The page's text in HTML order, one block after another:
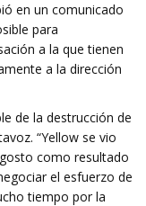
en un comunicado
para
a la que tienen
a la dirección
de la destrucción de
“Yellow se vio
como resultado
el esfuerzo de
tiempo por la